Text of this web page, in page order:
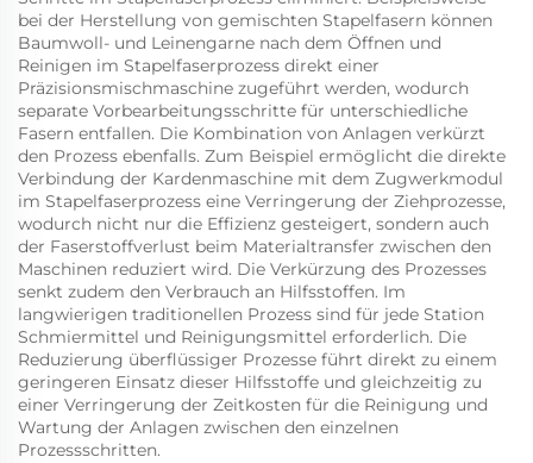
bei der Herstellung von gemischten Stapelfasern können
Baumwoll- und Leinengarne nach dem Öffnen und
Reinigen im Stapelfaserprozess direkt einer
Präzisionsmischmaschine zugeführt werden, wodurch
separate Vorbearbeitungsschritte für unterschiedliche
Fasern entfallen. Die Kombination von Anlagen verkürzt
den Prozess ebenfalls. Zum Beispiel ermöglicht die direkte
Verbindung der Kardenmaschine mit dem Zugwerkmodul
im Stapelfaserprozess eine Verringerung der Ziehprozesse,
wodurch nicht nur die Effizienz gesteigert, sondern auch
der Faserstoffverlust beim Materialtransfer zwischen den
Maschinen reduziert wird. Die Verkürzung des Prozesses
senkt zudem den Verbrauch an Hilfsstoffen. Im
langwierigen traditionellen Prozess sind für jede Station
Schmiermittel und Reinigungsmittel erforderlich. Die
Reduzierung überflüssiger Prozesse führt direkt zu einem
geringeren Einsatz dieser Hilfsstoffe und gleichzeitig zu
einer Verringerung der Zeitkosten für die Reinigung und
Wartung der Anlagen zwischen den einzelnen
Prozessschritten.